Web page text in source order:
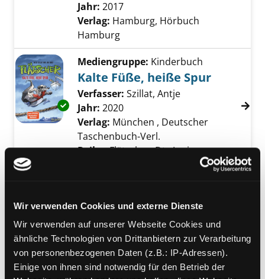
Wir verwenden Cookies und externe Dienste
Wir verwenden auf unserer Webseite Cookies und
ähnliche Technologien von Drittanbietern zur Verarbeitung
von personenbezogenen Daten (z.B.: IP-Adressen).
Einige von ihnen sind notwendig für den Betrieb der
Jahr: 2017
Verlag: Hamburg, Hörbuch
Hamburg
Exemplar-Details von Kalte Füße, heiße Spur
Mediengruppe: Kinderbuch
Kalte Füße, heiße Spur
Verfasser: Szillat, Antje
Jahr: 2020
Verlag: München , Deutscher
Taschenbuch-Verl.
Reihe:Flätscher, Dtv Junior
Suche nach diesem Verfasser
Jahr:2019
Verlag:Würzburg, Arena-Verl.
Übergeordnetes Werk:Lilo von
Finsterburg
Bandangabe:02.